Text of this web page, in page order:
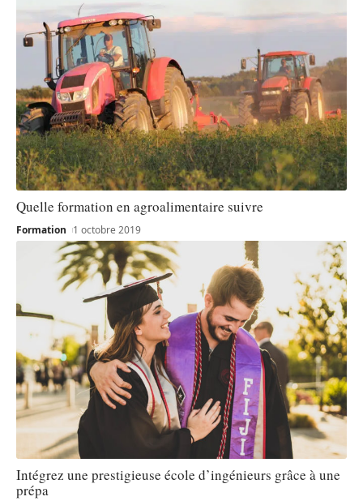
Quelle formation en agroalimentaire suivre
Formation 1 octobre 2019
Intégrez une prestigieuse école d’ingénieurs grâce à une
prépa